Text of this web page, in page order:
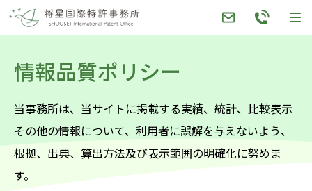
Skip
情報品質ポリシー
当事務所は、当サイトに掲載する実績、統計、比較表示
その他の情報について、利用者に誤解を与えないよう、
根拠、出典、算出方法及び表示範囲の明確化に努めま
す。